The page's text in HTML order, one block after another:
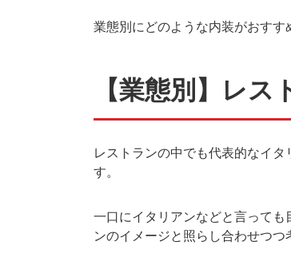
業態別にどのような内装がおすす
【業態別】レ
レストランの中でも代表的なイ
す。
一口にイタリアンなどと言って
ンのイメージと照らし合わせつつ